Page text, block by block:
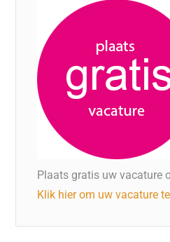
Plaats gratis uw vacature
Klik hier om uw vacature